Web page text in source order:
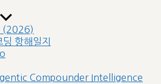
(2026)
항해일지
Compounder Intelligence